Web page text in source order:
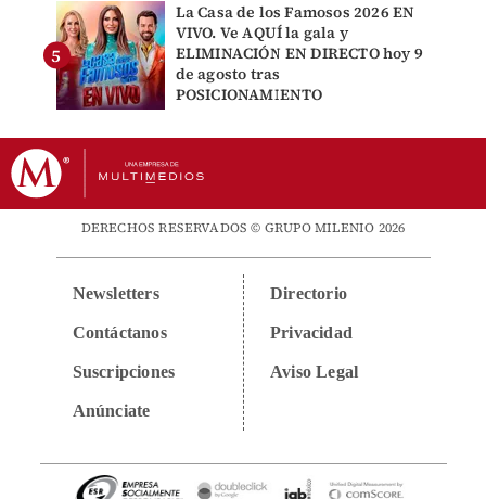
La Casa de los Famosos 2026 EN
VIVO. Ve AQUÍ la gala y
ELIMINACIÓN EN DIRECTO hoy 9
de agosto tras
POSICIONAMIENTO
DERECHOS RESERVADOS © GRUPO MILENIO 2026
Newsletters
Contáctanos
Suscripciones
Anúnciate
Directorio
Privacidad
Aviso Legal